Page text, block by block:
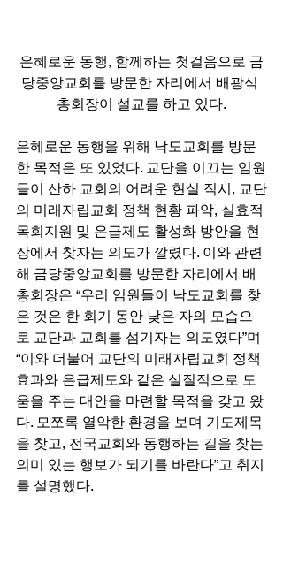
은혜로운 동행, 함께하는 첫걸음으로 금
당중앙교회를 방문한 자리에서 배광식
총회장이 설교를 하고 있다.
은혜로운 동행을 위해 낙도교회를 방문
한 목적은 또 있었다. 교단을 이끄는 임원
들이 산하 교회의 어려운 현실 직시, 교단
의 미래자립교회 정책 현황 파악, 실효적
목회지원 및 은급제도 활성화 방안을 현
장에서 찾자는 의도가 깔렸다. 이와 관련
해 금당중앙교회를 방문한 자리에서 배
총회장은 “우리 임원들이 낙도교회를 찾
은 것은 한 회기 동안 낮은 자의 모습으
로 교단과 교회를 섬기자는 의도였다”며
“이와 더불어 교단의 미래자립교회 정책
효과와 은급제도와 같은 실질적으로 도
움을 주는 대안을 마련할 목적을 갖고 왔
다. 모쪼록 열악한 환경을 보며 기도제목
을 찾고, 전국교회와 동행하는 길을 찾는
의미 있는 행보가 되기를 바란다”고 취지
를 설명했다.